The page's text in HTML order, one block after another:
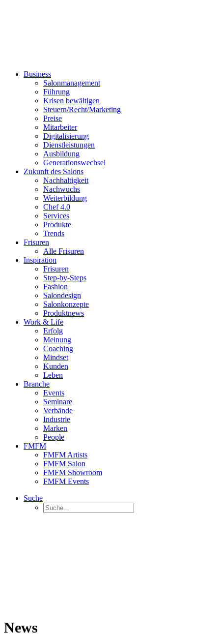
Business
Salonmanagement
Führung
Krisen bewältigen
Steuern/Recht/Marketing
Preise
Mitarbeiter
Digitalisierung
Dienstleistungen
Ausbildung
Generationswechsel
Zukunft des Salons
Nachhaltigkeit
Nachwuchs
Weiterbildung
Chef 4.0
Services
Produkte
Trends
Frisuren
Alle Frisuren
Inspiration
Frisuren
Step-by-Steps
Fashion
Salondesign
Salonkonzepte
Produktnews
Work & Life
Erfolg
Meinung
Coaching
Mindset
Kunden
Leben
Branche
Events
Seminare
Verbände
Industrie
Marken
People
FMFM
FMFM Artists
FMFM Salon
FMFM Showroom
FMFM Events
Suche
News